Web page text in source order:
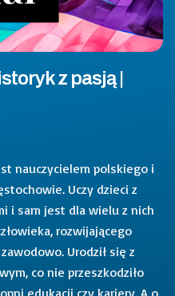
z pasją |
nauczycielem polskiego i
Uczy dzieci z
i sam jest dla wielu z nich
rozwijającego
Urodził się z
co nie przeszkodziło
edukacji czy kariery. A o